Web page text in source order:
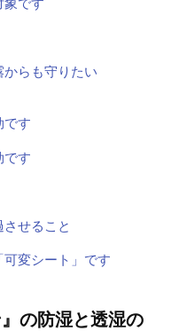
象です
らも守りたい
です
です
させること
変シート」です
の防湿と透湿の